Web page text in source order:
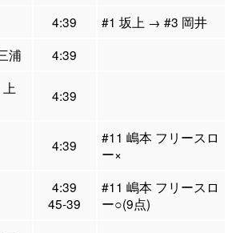
4:39
#1 坂上 → #3 岡井
浦
4:39
4:39
4:39
#11 嶋本 フリースロ
ー×
4:39
45-39
#11 嶋本 フリースロ
ー○(9点)